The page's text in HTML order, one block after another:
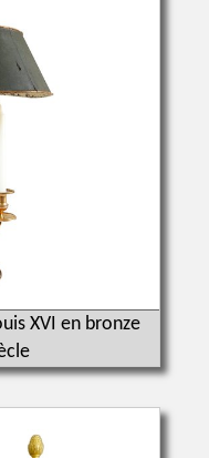
XVI en bronze